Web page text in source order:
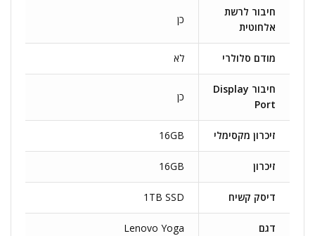
חיבור לרשת
אלחוטית
כן
מודם סלולרי לא
חיבור Display
Port
כן
זיכרון מקסימלי 16GB
זיכרון 16GB
דיסק קשיח 1TB SSD
דגם Lenovo Yoga